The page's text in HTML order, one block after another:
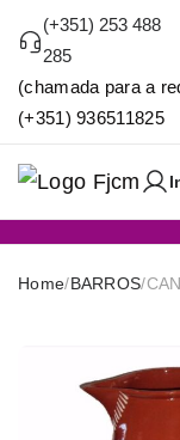
(+351) 253 488
285
(chamada para a
(+351) 936511825
Home/BARROS/